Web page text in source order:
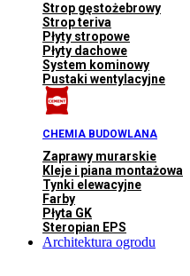
Strop gęstożebrowy
Strop teriva
Płyty stropowe
Płyty dachowe
System kominowy
Pustaki wentylacyjne
CHEMIA BUDOWLANA
Zaprawy murarskie
Kleje i piana montażowa
Tynki elewacyjne
Farby
Płyta GK
Steropian EPS
Architektura ogrodu